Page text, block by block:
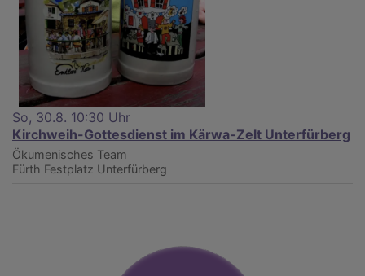
So, 30.8. 10:30 Uhr
Kirchweih-Gottesdienst im Kärwa-Zelt Unterfürberg
Ökumenisches Team
Fürth Festplatz Unterfürberg